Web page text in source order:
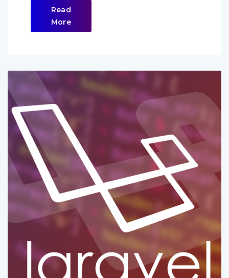
Read
More